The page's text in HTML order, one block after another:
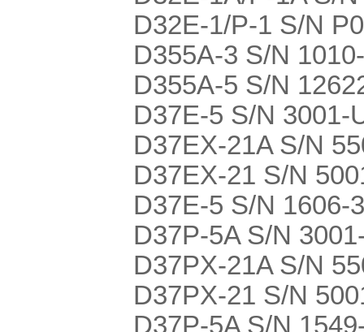
D32E-1/P-1 S/N
D355A-3 S/N
D355A-5 S/N
D37E-5 S/N 3001-
D37EX-21A S/N
D37EX-21 S/N
D37E-5 S/N 1606-
D37P-5A S/N
D37PX-21A S/N
D37PX-21 S/N
D37P-5A S/N